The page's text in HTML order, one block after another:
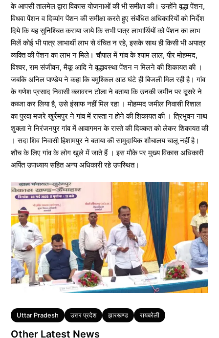
के आपसी तालमेल द्वारा विकास योजनाओं की भी समीक्षा की। उन्होंने वृद्धा पेंशन,
विधवा पेंशन व दिव्यांग पेंशन की समीक्षा करते हुए संबंधित अधिकारियों को निर्देश
दिये कि यह सुनिश्चित कराया जाये कि सभी पात्र लाभार्थियों को पेंशन का लाभ
मिलें कोई भी पात्र लाभार्थी लाभ से वंचित न रहे, इसके साथ ही किसी भी अपात्र
व्यक्ति की पेंशन का लाभ न मिले। चौपाल में गांव के श्याम लाल, पीर मोहम्मद,
विश्वर, राम संजीवन, मैकू आदि ने वृद्धावस्था पेंशन न मिलने की शिकायत की ।
जबकि अनिल पाण्डेय ने कहा कि बमुश्किल आठ घंटे ही बिजली मिल रही है। गांव
के गणेश प्रसाद निवासी क्लावरन टोला ने बताया कि उनकी जमीन पर दूसरे ने
कब्जा कर लिया है, उसे इंसाफ नहीं मिल रहा । मोहम्मद जमील निवासी रिशाल
का पुरवा मजरे खुर्रमपुर ने गांव में रास्ता न होने की शिकायत की । त्रिभुवन नाथ
शुक्ला ने निरंजनपुर गांव में आवागमन के रास्ते की दिक्कत को लेकर शिकायत की
। सदा शिव निवासी हिशामपुर ने बताया की सामुदायिक शौचालय चालू नहीं है।
शौच के लिए गांव के लोग खुले में जाते हैं । इस मौके पर मुख्य विकास अधिकारी
अर्पित उपाध्याय सहित अन्य अधिकारी रहे उपस्थित।
Tags
Uttar Pradesh उत्तर प्रदेश झारखण्ड रायबरेली
Other Latest News